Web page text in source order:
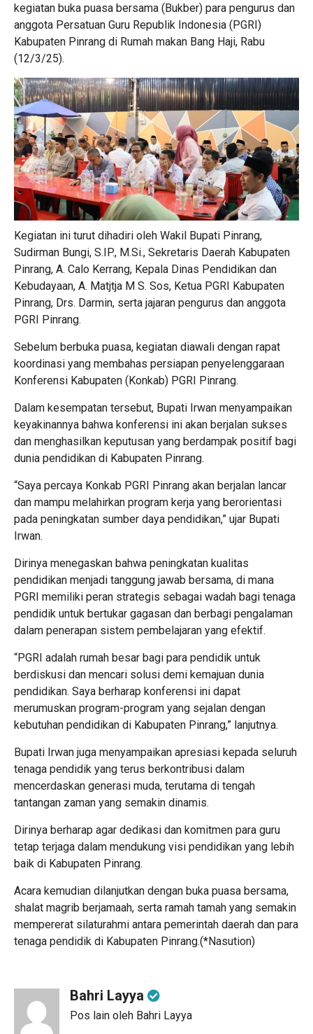
kegiatan buka puasa bersama (Bukber) para pengurus dan
anggota Persatuan Guru Republik Indonesia (PGRI)
Kabupaten Pinrang di Rumah makan Bang Haji, Rabu
(12/3/25).
Kegiatan ini turut dihadiri oleh Wakil Bupati Pinrang,
Sudirman Bungi, S.IP., M.Si., Sekretaris Daerah Kabupaten
Pinrang, A. Calo Kerrang, Kepala Dinas Pendidikan dan
Kebudayaan, A. Matjtja M S. Sos, Ketua PGRI Kabupaten
Pinrang, Drs. Darmin, serta jajaran pengurus dan anggota
PGRI Pinrang.
Sebelum berbuka puasa, kegiatan diawali dengan rapat
koordinasi yang membahas persiapan penyelenggaraan
Konferensi Kabupaten (Konkab) PGRI Pinrang.
Dalam kesempatan tersebut, Bupati Irwan menyampaikan
keyakinannya bahwa konferensi ini akan berjalan sukses
dan menghasilkan keputusan yang berdampak positif bagi
dunia pendidikan di Kabupaten Pinrang.
“Saya percaya Konkab PGRI Pinrang akan berjalan lancar
dan mampu melahirkan program kerja yang berorientasi
pada peningkatan sumber daya pendidikan,” ujar Bupati
Irwan.
Dirinya menegaskan bahwa peningkatan kualitas
pendidikan menjadi tanggung jawab bersama, di mana
PGRI memiliki peran strategis sebagai wadah bagi tenaga
pendidik untuk bertukar gagasan dan berbagi pengalaman
dalam penerapan sistem pembelajaran yang efektif.
“PGRI adalah rumah besar bagi para pendidik untuk
berdiskusi dan mencari solusi demi kemajuan dunia
pendidikan. Saya berharap konferensi ini dapat
merumuskan program-program yang sejalan dengan
kebutuhan pendidikan di Kabupaten Pinrang,” lanjutnya.
Bupati Irwan juga menyampaikan apresiasi kepada seluruh
tenaga pendidik yang terus berkontribusi dalam
mencerdaskan generasi muda, terutama di tengah
tantangan zaman yang semakin dinamis.
Dirinya berharap agar dedikasi dan komitmen para guru
tetap terjaga dalam mendukung visi pendidikan yang lebih
baik di Kabupaten Pinrang.
Acara kemudian dilanjutkan dengan buka puasa bersama,
shalat magrib berjamaah, serta ramah tamah yang semakin
mempererat silaturahmi antara pemerintah daerah dan para
tenaga pendidik di Kabupaten Pinrang.(*Nasution)
Bahri Layya
Pos lain oleh Bahri Layya